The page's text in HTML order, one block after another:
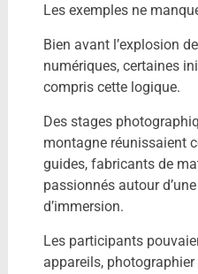
Les exemples ne
Bien avant l’explosion
numériques, certaines
compris cette logique.
Des stages
montagne réunissaient
guides, fabricants de
passionnés autour
d’immersion.
Les participants
appareils,